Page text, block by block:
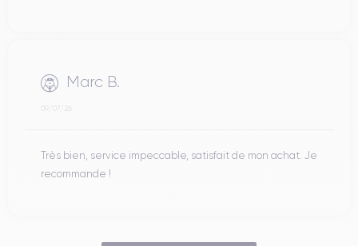
Marc B.
09/07/26
Très bien, service impeccable, satisfait de mon achat. Je
recommande !